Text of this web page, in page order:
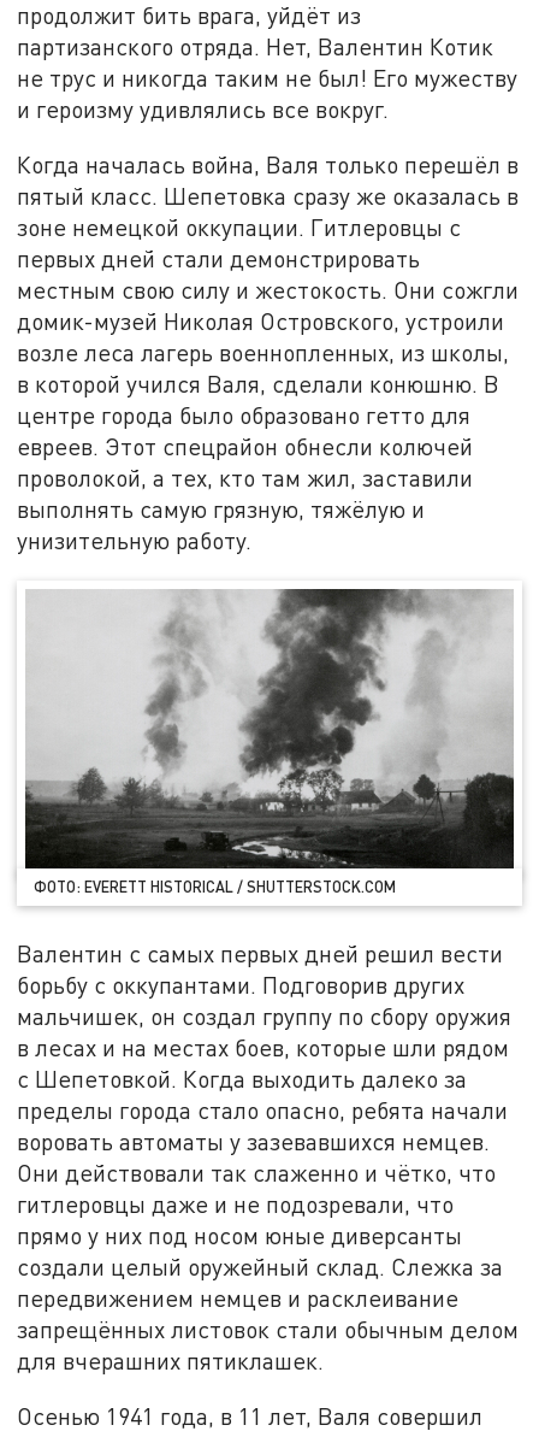
продолжит бить врага, уйдёт из
партизанского отряда. Нет, Валентин Котик
не трус и никогда таким не был! Его мужеству
и героизму удивлялись все вокруг.
Когда началась война, Валя только перешёл в
пятый класс. Шепетовка сразу же оказалась в
зоне немецкой оккупации. Гитлеровцы с
первых дней стали демонстрировать
местным свою силу и жестокость. Они сожгли
домик-музей Николая Островского, устроили
возле леса лагерь военнопленных, из школы,
в которой учился Валя, сделали конюшню. В
центре города было образовано гетто для
евреев. Этот спецрайон обнесли колючей
проволокой, а тех, кто там жил, заставили
выполнять самую грязную, тяжёлую и
унизительную работу.
ФОТО: EVERETT HISTORICAL / SHUTTERSTOCK.COM
Валентин с самых первых дней решил вести
борьбу с оккупантами. Подговорив других
мальчишек, он создал группу по сбору оружия
в лесах и на местах боев, которые шли рядом
с Шепетовкой. Когда выходить далеко за
пределы города стало опасно, ребята начали
воровать автоматы у зазевавшихся немцев.
Они действовали так слаженно и чётко, что
гитлеровцы даже и не подозревали, что
прямо у них под носом юные диверсанты
создали целый оружейный склад. Слежка за
передвижением немцев и расклеивание
запрещённых листовок стали обычным делом
для вчерашних пятиклашек.
Осенью 1941 года, в 11 лет, Валя совершил